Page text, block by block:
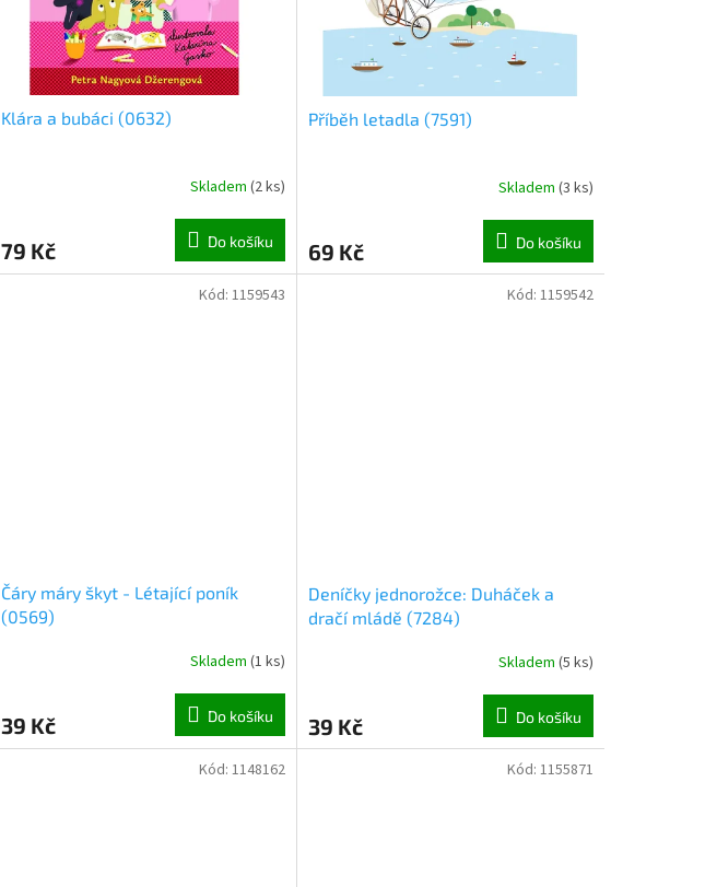
Klára a bubáci (0632)
Skladem (2 ks)
79 Kč Do košíku
Příběh letadla (7591)
Skladem (3 ks)
69 Kč Do košíku
Čáry máry škyt - Létající poník
(0569)
Skladem (1 ks)
39 Kč Do košíku
Kód: 1159543
Deníčky jednorožce: Duháček a
dračí mládě (7284)
Skladem (5 ks)
39 Kč Do košíku
Kód: 1159542
Kód: 1148162 Kód: 1155871